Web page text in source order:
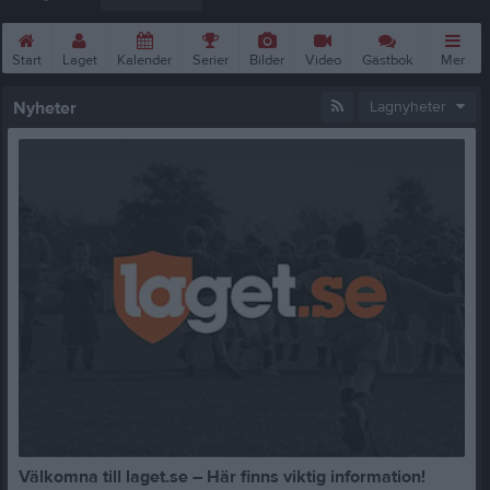
Start Laget Kalender Serier Bilder Video Gästbok Mer
Nyheter Lagnyheter
Välkomna till laget.se – Här finns viktig information!